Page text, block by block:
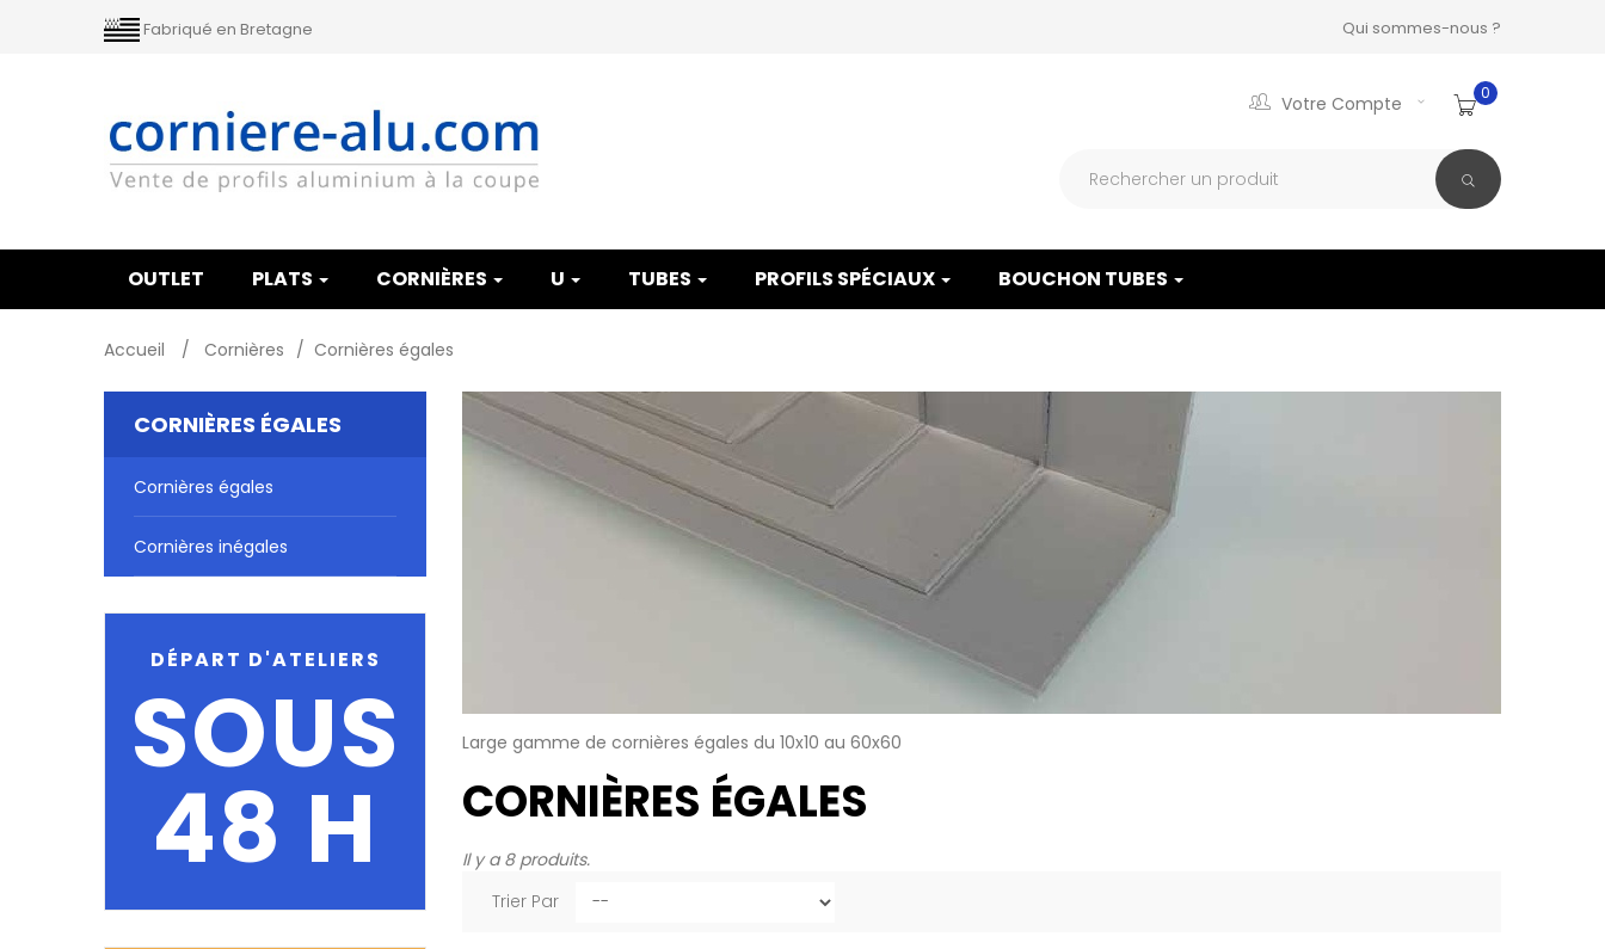
Fabriqué en Bretagne Qui sommes-nous ?
0
Votre Compte
OUTLET PLATS CORNIÈRES U TUBES PROFILS SPÉCIAUX BOUCHON TUBES
Accueil Cornières Cornières égales
CORNIÈRES ÉGALES
Cornières égales
Cornières inégales
DÉPART D'ATELIERS
SOUS
48 H
Large gamme de cornières égales du 10x10 au 60x60
CORNIÈRES ÉGALES
Il y a 8 produits.
Trier Par